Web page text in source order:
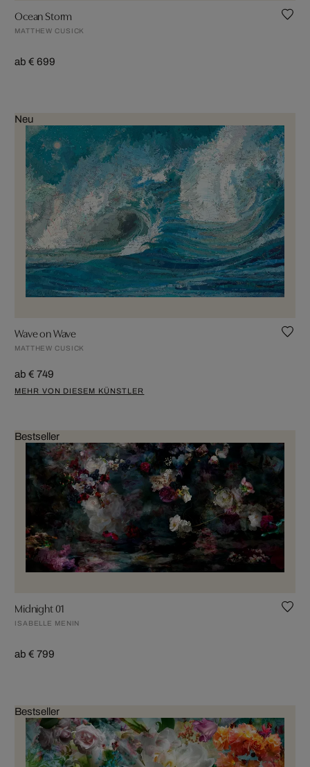
Ocean Storm
MATTHEW CUSICK
ab € 699
Neu
Wave on Wave
MATTHEW CUSICK
ab € 749
MEHR VON DIESEM KÜNSTLER
Bestseller
Midnight 01
ISABELLE MENIN
ab € 799
Bestseller